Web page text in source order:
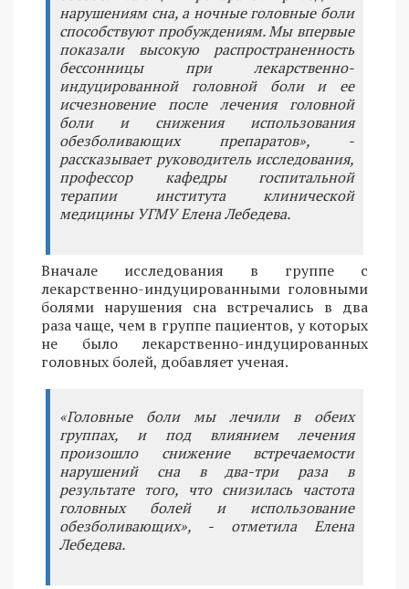
нарушениям сна, а ночные головные боли
способствуют пробуждениям. Мы впервые
показали высокую распространенность
бессонницы при лекарственно-
индуцированной головной боли и ее
исчезновение после лечения головной
боли и снижения использования
обезболивающих препаратов», -
рассказывает руководитель исследования,
профессор кафедры госпитальной
терапии института клинической
медицины УГМУ Елена Лебедева.
Вначале исследования в группе с
лекарственно-индуцированными головными
болями нарушения сна встречались в два
раза чаще, чем в группе пациентов, у которых
не было лекарственно-индуцированных
головных болей, добавляет ученая.
«Головные боли мы лечили в обеих
группах, и под влиянием лечения
произошло снижение встречаемости
нарушений сна в два-три раза в
результате того, что снизилась частота
головных болей и использование
обезболивающих», - отметила Елена
Лебедева.